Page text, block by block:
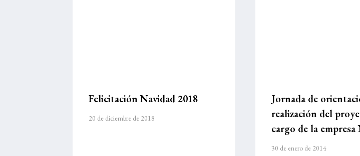
Felicitación Navidad 2018
20 de diciembre de 2018
Jornada de
realización del
cargo de la
30 de enero de 2014